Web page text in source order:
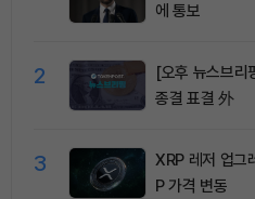
에 통보
2
[오후 뉴스브리
종결 표결 外
3
XRP 레저 업그
P 가격 변동